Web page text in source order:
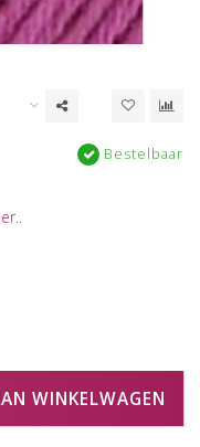
Bestelbaar
WINKELWAGEN